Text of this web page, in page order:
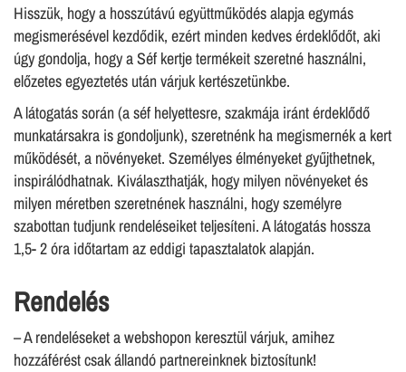
Hisszük, hogy a hosszútávú együttműködés alapja egymás
megismerésével kezdődik, ezért minden kedves érdeklődőt, aki
úgy gondolja, hogy a Séf kertje termékeit szeretné használni,
előzetes egyeztetés után várjuk kertészetünkbe.
A látogatás során (a séf helyettesre, szakmája iránt érdeklődő
munkatársakra is gondoljunk), szeretnénk ha megismernék a kert
működését, a növényeket. Személyes élményeket gyűjthetnek,
inspirálódhatnak. Kiválaszthatják, hogy milyen növényeket és
milyen méretben szeretnének használni, hogy személyre
szabottan tudjunk rendeléseiket teljesíteni. A látogatás hossza
1,5- 2 óra időtartam az eddigi tapasztalatok alapján.
Rendelés
– A rendeléseket a webshopon keresztül várjuk, amihez
hozzáférést csak állandó partnereinknek biztosítunk!